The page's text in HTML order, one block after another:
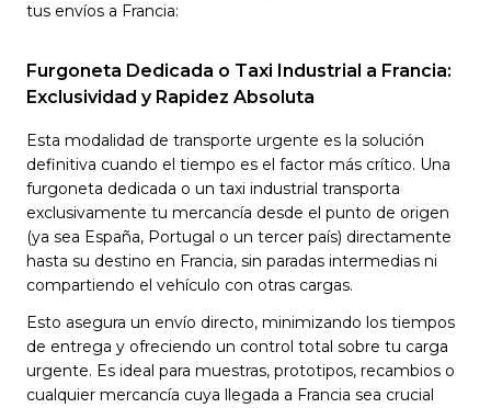
tus envíos a Francia:
Furgoneta Dedicada o Taxi Industrial a Francia:
Exclusividad y Rapidez Absoluta
Esta modalidad de transporte urgente es la solución
definitiva cuando el tiempo es el factor más crítico. Una
furgoneta dedicada o un taxi industrial transporta
exclusivamente tu mercancía desde el punto de origen
(ya sea España, Portugal o un tercer país) directamente
hasta su destino en Francia, sin paradas intermedias ni
compartiendo el vehículo con otras cargas.
Esto asegura un envío directo, minimizando los tiempos
de entrega y ofreciendo un control total sobre tu carga
urgente. Es ideal para muestras, prototipos, recambios o
cualquier mercancía cuya llegada a Francia sea crucial